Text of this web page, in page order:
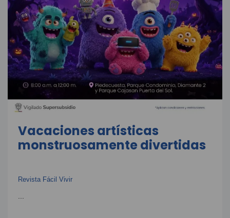
Vacaciones artísticas
monstruosamente divertidas
Revista Fácil Vivir